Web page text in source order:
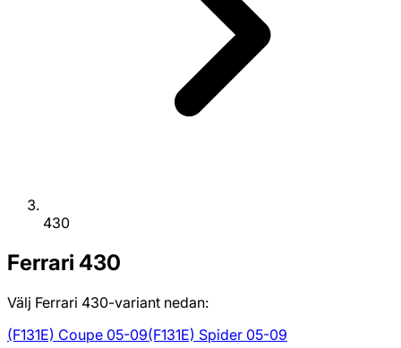
430
Ferrari 430
Välj Ferrari 430-variant nedan:
(F131E) Coupe 05-09(F131E) Spider 05-09